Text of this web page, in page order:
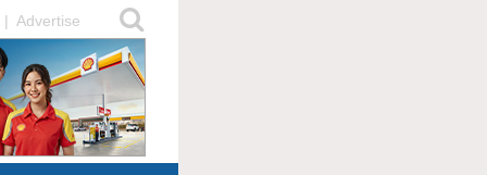
| Advertise